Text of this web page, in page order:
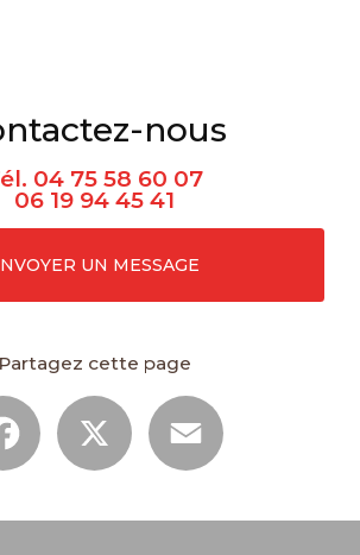
nous
04 75 58 60 07
06 19 94 45 41
UN MESSAGE
Partagez cette page
Facebook